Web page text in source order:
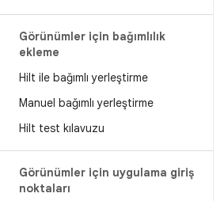
Görünümler için bağımlılık
ekleme
Hilt ile bağımlı yerleştirme
Manuel bağımlı yerleştirme
Hilt test kılavuzu
Görünümler için uygulama giriş
noktaları